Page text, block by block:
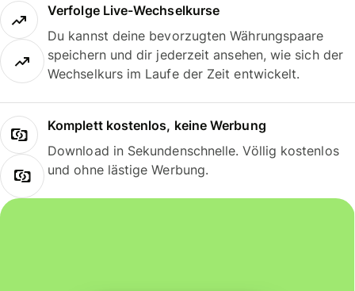
Verfolge Live-Wechselkurse
Du kannst deine bevorzugten Währungspaare
speichern und dir jederzeit ansehen, wie sich der
Wechselkurs im Laufe der Zeit entwickelt.
Komplett kostenlos, keine Werbung
Download in Sekundenschnelle. Völlig kostenlos
und ohne lästige Werbung.